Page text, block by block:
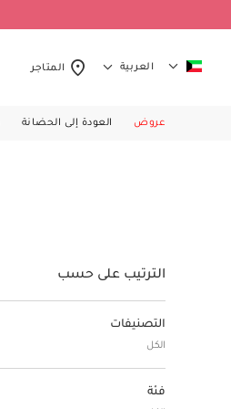
العربية المتاجر
عروض العودة إلى الحضانة
الترتيب على حسب
التصنيفات
الكل
فئة